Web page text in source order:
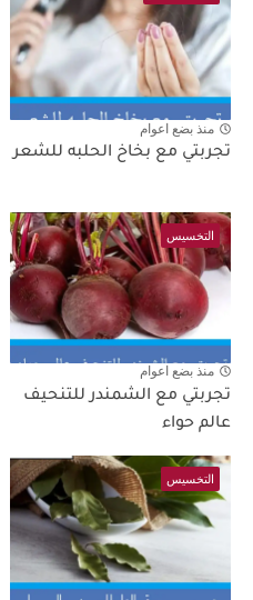
منذ بضع اعوام
تجربتي مع بخاخ الحلبه للشعر
التخسيس
منذ بضع اعوام
تجربتي مع الشمندر للتنحيف
عالم حواء
التخسيس